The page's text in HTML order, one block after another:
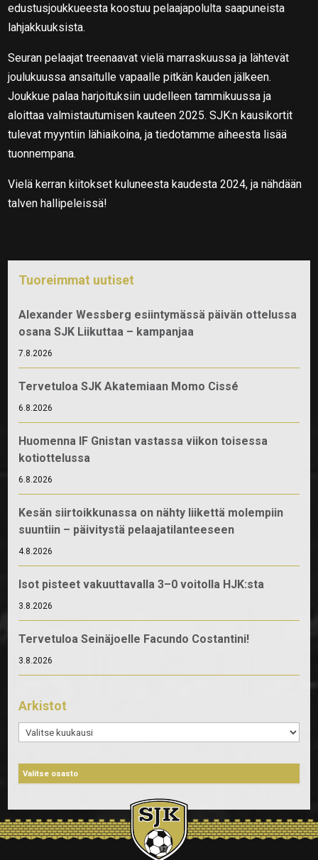
edustusjoukkueesta koostuu pelaajapolulta saapuneista
lahjakkuuksista.
Seuran pelaajat treenaavat vielä marraskuussa ja lähtevät
joulukuussa ansaitulle vapaalle pitkän kauden jälkeen.
Joukkue palaa harjoituksiin uudelleen tammikuussa ja
aloittaa valmistautumisen kauteen 2025. SJK:n kausikortit
tulevat myyntiin lähiaikoina, ja tiedotamme aiheesta lisää
tuonnempana.
Vielä kerran kiitokset kuluneesta kaudesta 2024, ja nähdään
talven hallipeleissä!
Tuoreimmat uutiset
Alexander Wessberg esiintymässä päivän ottelussa
osana SJK Liikuttaa – kampanjaa
7.8.2026
Tervetuloa SJK Akatemiaan Momo Cissé
6.8.2026
Huomenna IF Gnistan vastassa viikon toisessa
kotiottelussa
6.8.2026
Kesän siirtoikkunassa on nähty liikettä molempiin
suuntiin – päivitystä pelaajatilanteeseen
4.8.2026
Isot pisteet vakuuttavalla 3–0 voitolla HJK:sta
3.8.2026
Tervetuloa Seinäjoelle Facundo Costantini!
3.8.2026
Arkistot
Arkistot